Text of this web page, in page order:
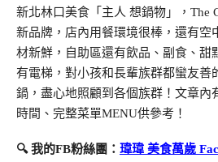
新北林口美食「主人 想鍋物」，The
新品牌，店內用餐環境很棒，還有空
材新鮮，自助區還有飲品、副食、甜
有電梯，對小孩和長輩族群都蠻友善
鍋，盡心地照顧到各個族群！文章內
時間、完整菜單MENU供參考！
🔍 我的FB粉絲團： 瑋瑋 美食萬歲